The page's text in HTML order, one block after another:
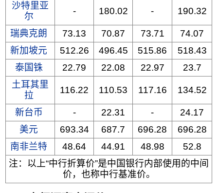
沙特里亚
尔
- 180.02 - 190.32
瑞典克朗 73.13 70.87 73.71
74.07
新加坡元
512.26 496.45 515.86
518.43
泰国铢
22.79 22.08 22.97
23.7
土耳其里
拉
116.22 110.53 117.16 134.52
新台币 - 22.31 -
24.17
美元
693.34 687.7 696.28
696.28
南非兰特
48.64 44.91 48.98
52.8
注：以上“中行折算价”是中国银行内部使用的中间
价，也称中行基准价。